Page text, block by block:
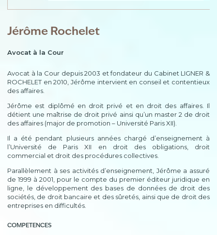
Jérôme Rochelet
Avocat à la Cour
Avocat à la Cour depuis 2003 et fondateur du Cabinet LIGNER &
ROCHELET en 2010, Jérôme intervient en conseil et contentieux
des affaires.
Jérôme est diplômé en droit privé et en droit des affaires. Il
détient une maîtrise de droit privé ainsi qu’un master 2 de droit
des affaires (major de promotion – Université Paris XII).
Il a été pendant plusieurs années chargé d’enseignement à
l’Université de Paris XII en droit des obligations, droit
commercial et droit des procédures collectives.
Parallèlement à ses activités d’enseignement, Jérôme a assuré
de 1999 à 2001, pour le compte du premier éditeur juridique en
ligne, le développement des bases de données de droit des
sociétés, de droit bancaire et des sûretés, ainsi que de droit des
entreprises en difficultés.
COMPETENCES